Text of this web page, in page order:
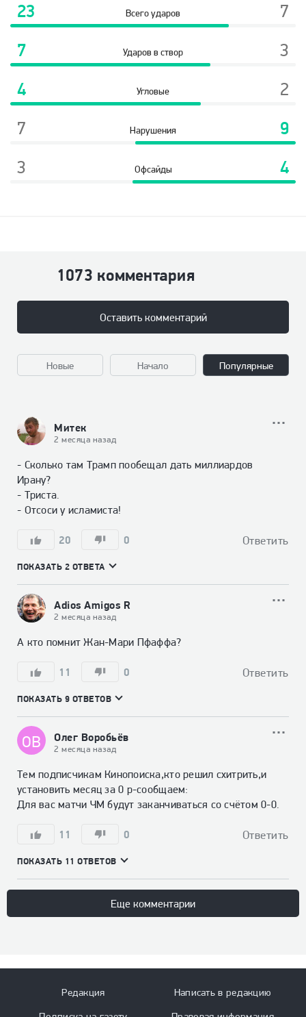
23
Всего ударов
7
7
Ударов в створ
3
4
Угловые
2
7
Нарушения
9
3
Офсайды 4
1073 комментария
Оставить комментарий
Новые Начало Популярные
Митек
2 месяца назад
- Сколько там Трамп пообещал дать миллиардов
Ирану?
- Триста.
- Отсоси у исламиста!
20 0 Ответить
ПОКАЗАТЬ 2 ОТВЕТА
Adiоs Amigos R
2 месяца назад
А кто помнит Жан-Мари Пфаффа?
11 0 Ответить
ПОКАЗАТЬ 9 ОТВЕТОВ
ОВ Олег Воробьёв
2 месяца назад
Тем подписчикам Кинопоиска,кто решил схитрить,и
установить месяц за 0 р-сообщаем:
Для вас матчи ЧМ будут заканчиваться со счётом 0-0.
11 0 Ответить
ПОКАЗАТЬ 11 ОТВЕТОВ
Еще комментарии
Редакция
Написать в редакцию